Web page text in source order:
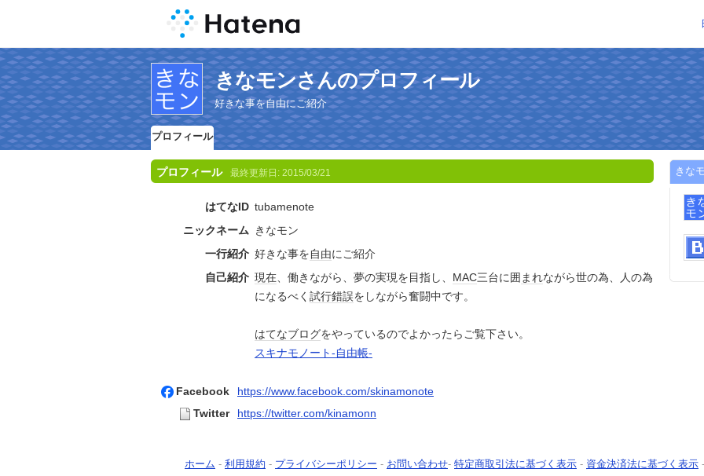
きなモンさんのプロフィール
好きな事を自由にご紹介
プロフィール
プロフィール 最終更新日: 2015/03/21
はてなID tubamenote
ニックネーム きなモン
一行紹介 好きな事を自由にご紹介
自己紹介 現在、働きながら、夢の実現を目指し、 MAC三台に囲 まれながら世の為、人の為
になるべく 試行錯誤をしながら奮闘中です。
はてなブログをやっているのでよかったらご覧下さい。
スキナモノート-自由帳-
Facebook
https://www.facebook.com/skinamonote
Twitter
https://twitter.com/kinamonn
きな
ホーム - 利用規約 - プライバシーポリシー - お問い合わせ- 特定商取引法に基づく表示 - 資金決済法に基づく表示 -